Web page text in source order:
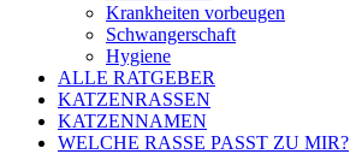
Krankheiten vorbeugen
Schwangerschaft
Hygiene
ALLE RATGEBER
KATZENRASSEN
KATZENNAMEN
WELCHE RASSE PASST ZU MIR?